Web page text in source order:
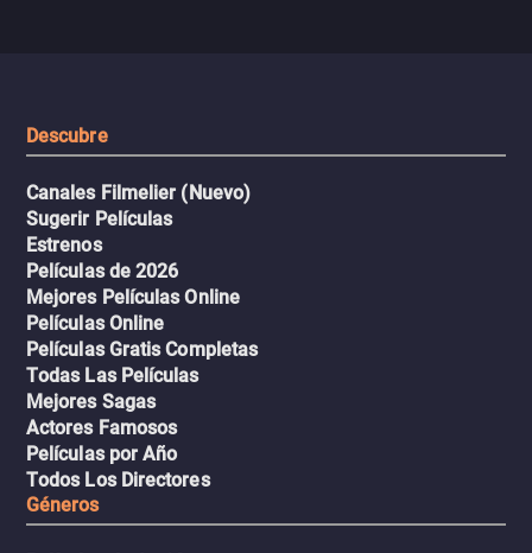
Descubre
Canales Filmelier (Nuevo)
Sugerir Películas
Estrenos
Películas de 2026
Mejores Películas Online
Películas Online
Películas Gratis Completas
Todas Las Películas
Mejores Sagas
Actores Famosos
Películas por Año
Todos Los Directores
Géneros